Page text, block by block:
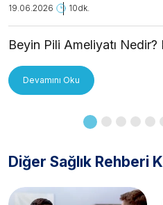
19.06.2026 10dk.
Beyin Pili Ameliyatı Nedir?
Devamını Oku
Diğer Sağlık Rehberi